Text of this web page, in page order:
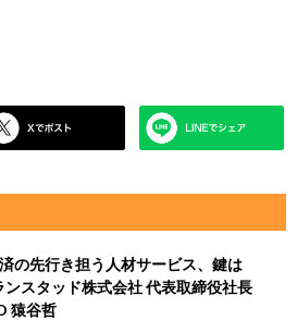
の先行き担う人材サービス、鍵は
ンスタッド株式会社 代表取締役社長
猿谷哲